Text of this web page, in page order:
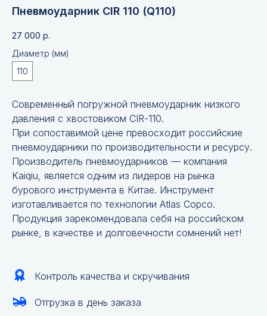
Пневмоударник CIR 110 (Q110)
27 000 р.
Диаметр (мм)
110
Современный погружной пневмоударник низкого
давления с хвостовиком CIR-110.
При сопоставимой цене превосходит российские
пневмоударники по производительности и ресурсу.
Производитель пневмоударников — компания
Kaiqiu, является одним из лидеров на рынка
бурового инструмента в Китае. Инструмент
изготавливается по технологии Atlas Copco.
Продукция зарекомендовала себя на российском
рынке, в качестве и долговечности сомнений нет!
Контроль качества и скручивания
Отгрузка в день заказа